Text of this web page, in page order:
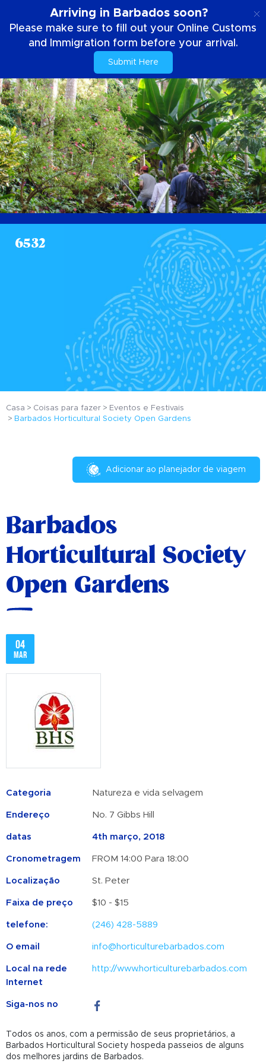
Arriving in Barbados soon?
Please make sure to fill out your Online Customs
and Immigration form before your arrival.
Submit Here
6532
Casa Coisas para fazer
Eventos e Festivais
Barbados Horticultural Society Open Gardens
Adicionar ao planejador de viagem
Barbados
Horticultural Society
Open Gardens
04
mar
Categoria Natureza e vida selvagem
Endereço No. 7 Gibbs Hill
datas 4th março, 2018
Cronometragem FROM 14:00 Para 18:00
Localização St. Peter
Faixa de preço $10 - $15
telefone: (246) 428-5889
O email info@horticulturebarbados.com
Local na rede
Internet
http://www.horticulturebarbados.com
Siga-nos no
Todos os anos, com a permissão de seus proprietários, a
Barbados Horticultural Society hospeda passeios de alguns
dos melhores jardins de Barbados.